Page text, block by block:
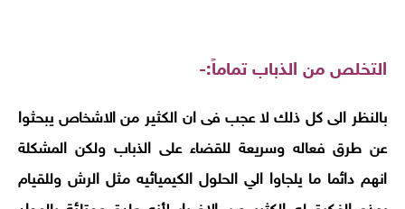
التخلص من الذباب تماماً:-
بالنظر الى كل ذلك لا عجب فى ان الكثير من الاشخاص يبحثوا
عن طرق فعاله وسريعة للقضاء على الذباب ولكن المشكلة
انهم دائما ما يلجاوا الي الحلول الكيميائيه مثل الرش وللقيام